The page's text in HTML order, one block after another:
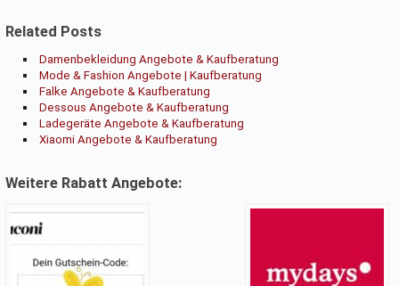
Related Posts
Damenbekleidung Angebote & Kaufberatung
Mode & Fashion Angebote | Kaufberatung
Falke Angebote & Kaufberatung
Dessous Angebote & Kaufberatung
Ladegeräte Angebote & Kaufberatung
Xiaomi Angebote & Kaufberatung
Weitere Rabatt Angebote: